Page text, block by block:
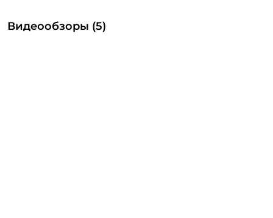
Видеообзоры (5)